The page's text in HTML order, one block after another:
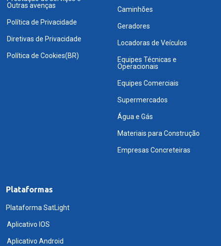
Outras avenças
Política de Privacidade
Diretivas de Privacidade
Política de Cookies(BR)
Caminhões
Geradores
Locadoras de Veículos
Equipes Técnicas e
Operacionais
Equipes Comerciais
Supermercados
Água e Gás
Materiais para Construção
Empresas Concreteiras
Plataformas
Plataforma SatLight
Aplicativo IOS
Aplicativo Android